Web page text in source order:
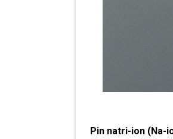
Pin natri-ion (Na-